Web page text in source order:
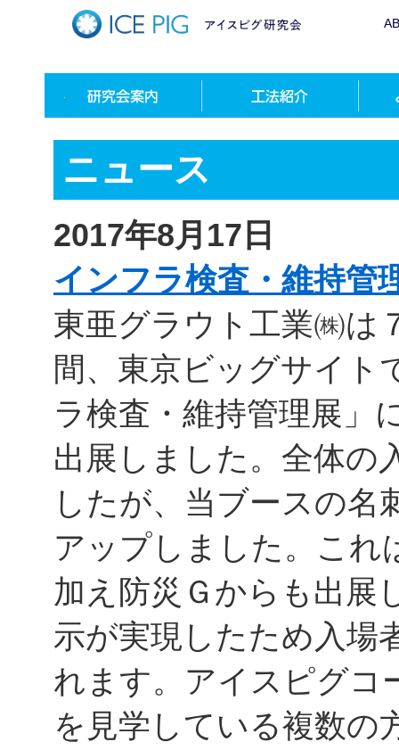
ニュース
2017年8月17日
インフラ検査・維持管
東亜グラウト工業㈱は
間、東京ビッグサイト
ラ検査・維持管理展」
出展しました。全体の
したが、当ブースの名
アップしました。これ
加え防災Ｇからも出展
示が実現したため入場
れます。アイスピグコ
を見学している複数の